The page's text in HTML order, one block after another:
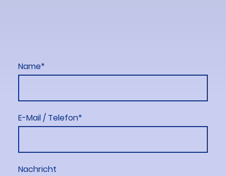
Name*
E-Mail / Telefon*
Nachricht